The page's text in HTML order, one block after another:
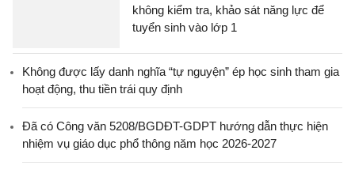
không kiểm tra, khảo sát năng lực để
tuyển sinh vào lớp 1
Không được lấy danh nghĩa “tự nguyện” ép học sinh tham gia
hoạt động, thu tiền trái quy định
Đã có Công văn 5208/BGDĐT-GDPT hướng dẫn thực hiện
nhiệm vụ giáo dục phổ thông năm học 2026-2027